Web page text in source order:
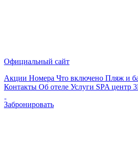
Официальный сайт
Акции Номера Что включено Пляж и
Контакты Об отеле Услуги SPA центр
Забронировать